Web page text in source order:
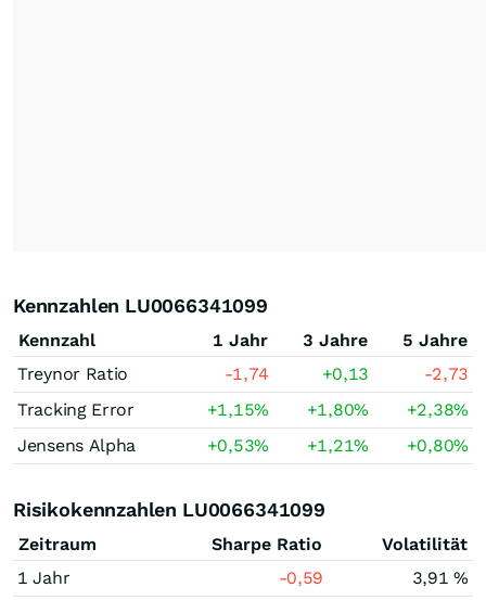
Kennzahlen LU0066341099
Kennzahl 1 Jahr 3 Jahre
5 Jahre
Treynor Ratio
-1,74 +0,13
-2,73
Tracking Error
+1,15% +1,80% +2,38%
Jensens Alpha
+0,53% +1,21% +0,80%
Risikokennzahlen LU0066341099
Zeitraum Sharpe Ratio
Volatilität
1 Jahr
-0,59
3,91 %